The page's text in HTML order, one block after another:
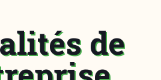
de